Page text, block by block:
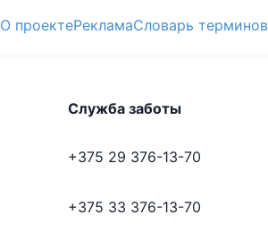
О проектеРекламаСловарь терминов
Служба заботы
+375 29 376-13-70
+375 33 376-13-70